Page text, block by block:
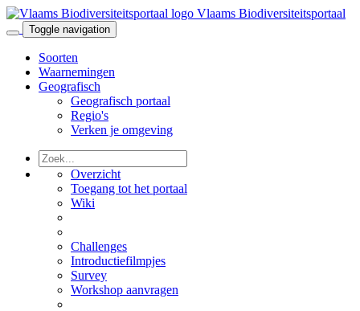
Vlaams Biodiversiteitsportaal
Toggle navigation
Soorten
Waarnemingen
Geografisch
Geografisch portaal
Regio's
Verken je omgeving
Overzicht
Toegang tot het portaal
Wiki
Challenges
Introductiefilmpjes
Survey
Workshop aanvragen